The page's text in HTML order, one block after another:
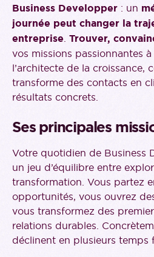
Business Developper : un
journée peut changer la
entreprise Trouver,
vos missions passionnantes à
l’architecte de la croissance,
transforme des contacts en
résultats concrets.
Ses principales
Votre quotidien de Business
un jeu d’équilibre entre
transformation. Vous partez
opportunités, vous ouvrez
vous transformez des
relations durables.
déclinent en plusieurs temps